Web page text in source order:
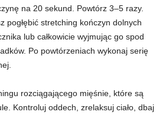
na 20 sekund. Powtórz 3–5 razy.
pogłębić stretching kończyn dolnych
lub całkowicie wyjmując go spod
Po powtórzeniach wykonaj serię
rozciągającego mięśnie, które są
Kontroluj oddech, zrelaksuj ciało, dbaj